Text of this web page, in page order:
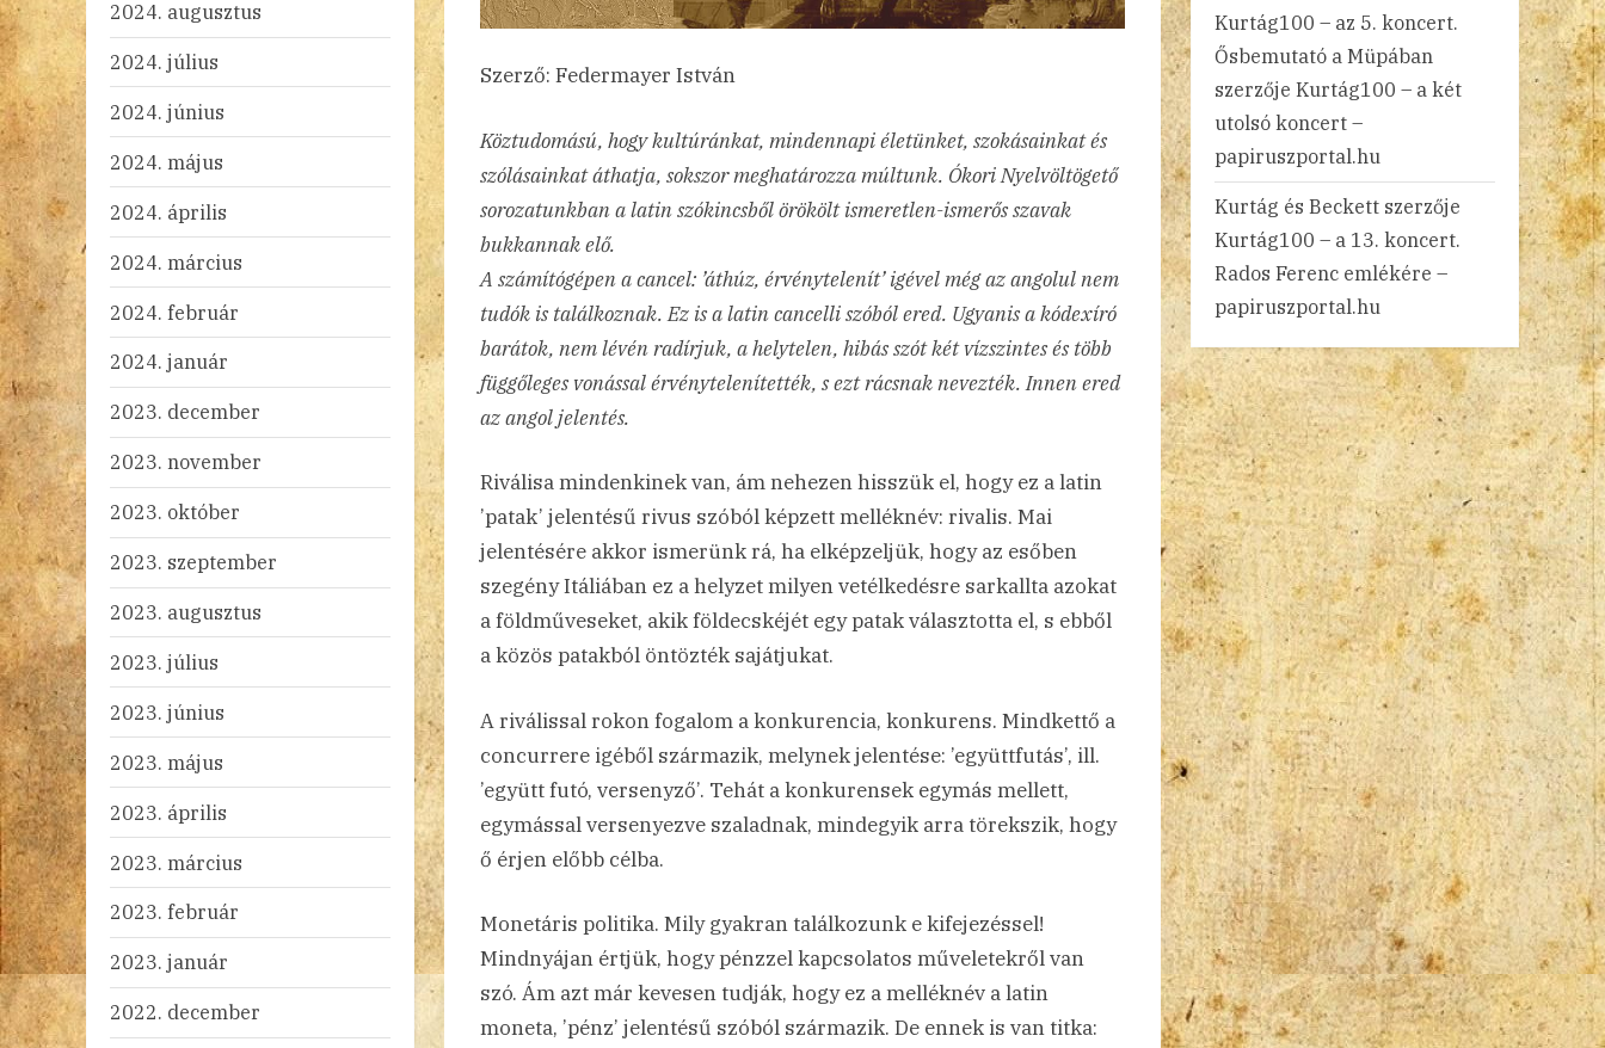
Szerző: Federmayer István
Köztudomású, hogy kultúránkat, mindennapi életünket, szokásainkat és
szólásainkat áthatja, sokszor meghatározza múltunk. Ókori Nyelvöltögető
sorozatunkban a latin szókincsből örökölt ismeretlen-ismerős szavak
bukkannak elő.
A számítógépen a cancel: ’áthúz, érvénytelenít’ igével még az angolul nem
tudók is találkoznak. Ez is a latin cancelli szóból ered. Ugyanis a kódexíró
barátok, nem lévén radírjuk, a helytelen, hibás szót két vízszintes és több
függőleges vonással érvénytelenítették, s ezt rácsnak nevezték. Innen ered
az angol jelentés.
Riválisa mindenkinek van, ám nehezen hisszük el, hogy ez a latin
’patak’ jelentésű rivus szóból képzett melléknév: rivalis. Mai
jelentésére akkor ismerünk rá, ha elképzeljük, hogy az esőben
szegény Itáliában ez a helyzet milyen vetélkedésre sarkallta azokat
a földműveseket, akik földecskéjét egy patak választotta el, s ebből
a közös patakból öntözték sajátjukat.
A riválissal rokon fogalom a konkurencia, konkurens. Mindkettő a
concurrere igéből származik, melynek jelentése: ’együttfutás’, ill.
’együtt futó, versenyző’. Tehát a konkurensek egymás mellett,
egymással versenyezve szaladnak, mindegyik arra törekszik, hogy
ő érjen előbb célba.
Monetáris politika. Mily gyakran találkozunk e kifejezéssel!
Mindnyájan értjük, hogy pénzzel kapcsolatos műveletekről van
szó. Ám azt már kevesen tudják, hogy ez a melléknév a latin
moneta, ’pénz’ jelentésű szóból származik. De ennek is van titka:
2024. augusztus
2024. július
2024. június
2024. május
2024. április
2024. március
2024. február
2024. január
2023. december
2023. november
2023. október
2023. szeptember
2023. augusztus
2023. július
2023. június
2023. május
2023. április
2023. március
2023. február
2023. január
2022. december
Kurtág100 – az 5. koncert.
Ősbemutató a Müpában
szerzője Kurtág100 – a két
utolsó koncert –
papiruszportal.hu
Kurtág és Beckett szerzője
Kurtág100 – a 13. koncert.
Rados Ferenc emlékére –
papiruszportal.hu